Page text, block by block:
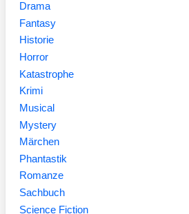
Drama
Fantasy
Historie
Horror
Katastrophe
Krimi
Musical
Mystery
Märchen
Phantastik
Romanze
Sachbuch
Science Fiction